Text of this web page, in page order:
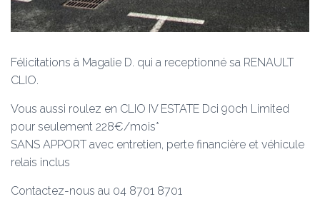
Félicitations à Magalie D. qui a receptionné sa RENAULT
CLIO.
Vous aussi roulez en CLIO IV ESTATE Dci 90ch Limited
pour seulement 228€/mois*
SANS APPORT avec entretien, perte financière et véhicule
relais inclus
Contactez-nous au 04 8701 8701